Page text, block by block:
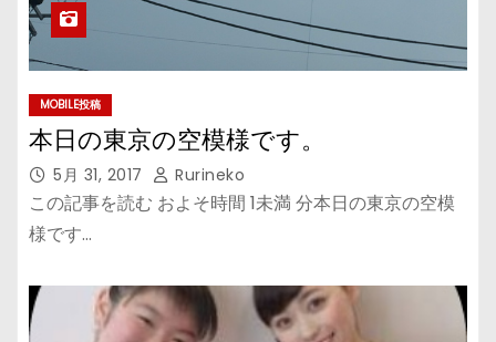
MOBILE投稿
本日の東京の空模様です。
5月 31, 2017 Rurineko
この記事を読む およそ時間 1未満 分本日の東京の空模
様です…